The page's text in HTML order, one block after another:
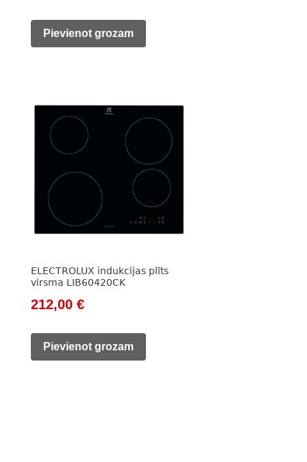
was:
is:
Pievienot grozam
ELECTROLUX indukcijas plīts
virsma LIB60420CK
Original
was:
212,00€Current
is:
Pievienot grozam